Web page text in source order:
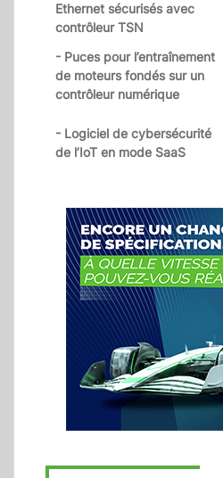
Ethernet sécurisés avec
contrôleur TSN
- Puces pour l’entraînement
de moteurs fondés sur un
contrôleur numérique
- Logiciel de cybersécurité
de l’IoT en mode SaaS